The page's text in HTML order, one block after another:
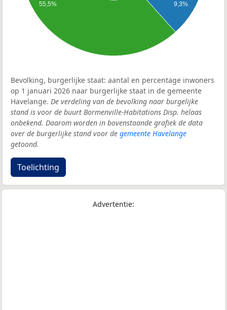
9,3%
55,5%
Bevolking, burgerlijke staat: aantal en percentage inwoners
op 1 januari 2026 naar burgerlijke staat in de gemeente
Havelange. De verdeling van de bevolking naar burgelijke
stand is voor de buurt Bormenville-Habitations Disp. helaas
onbekend. Daarom worden in bovenstaande grafiek de data
over de burgerlijke stand voor de gemeente Havelange
getoond.
Toelichting
Advertentie: